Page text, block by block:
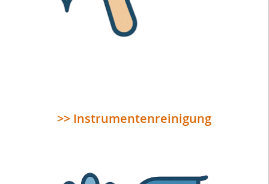
>> Instrumentenreinigung